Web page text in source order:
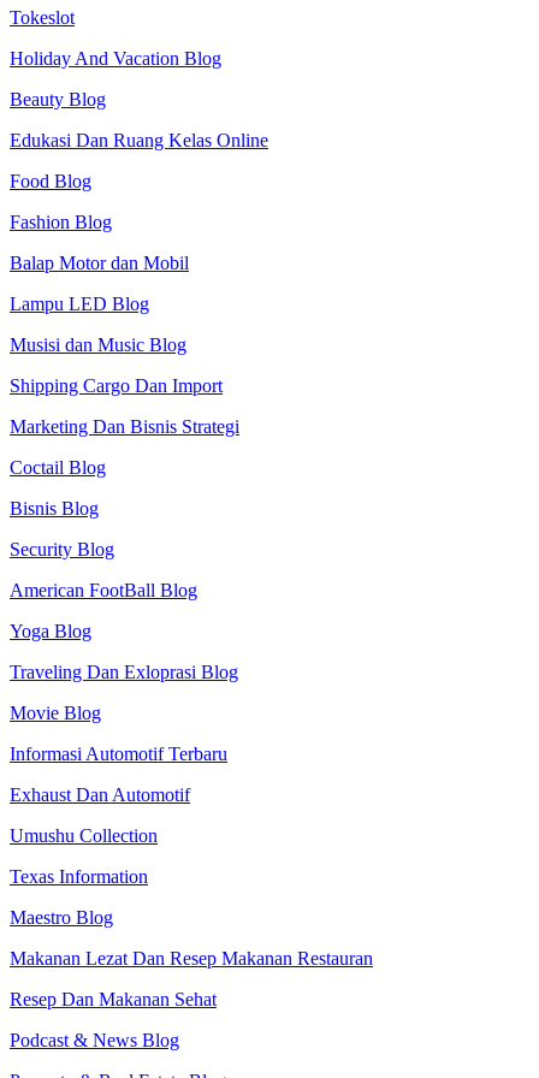
Tokeslot
Holiday And Vacation Blog
Beauty Blog
Edukasi Dan Ruang Kelas Online
Food Blog
Fashion Blog
Balap Motor dan Mobil
Lampu LED Blog
Musisi dan Music Blog
Shipping Cargo Dan Import
Marketing Dan Bisnis Strategi
Coctail Blog
Bisnis Blog
Security Blog
American FootBall Blog
Yoga Blog
Traveling Dan Exloprasi Blog
Movie Blog
Informasi Automotif Terbaru
Exhaust Dan Automotif
Umushu Collection
Texas Information
Maestro Blog
Makanan Lezat Dan Resep Makanan Restauran
Resep Dan Makanan Sehat
Podcast & News Blog